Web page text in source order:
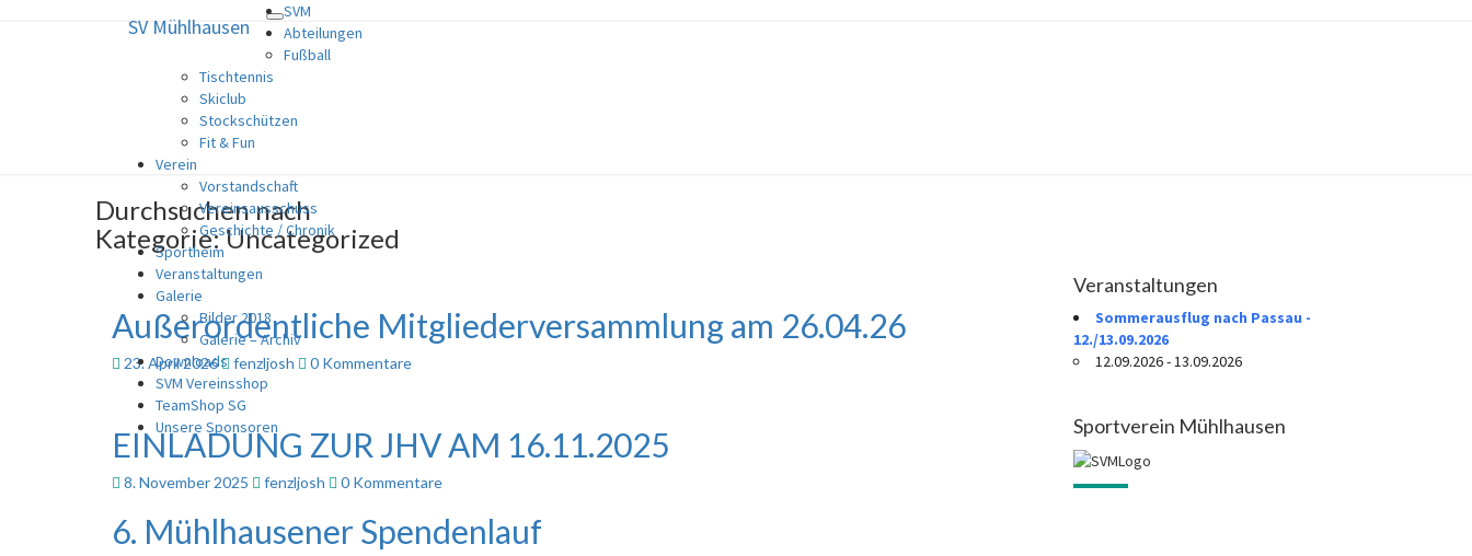
Toggle
navigation
SV Mühlhausen
SVM
Abteilungen
Fußball
Tischtennis
Skiclub
Stockschützen
Fit & Fun
Verein
Vorstandschaft
Vereinsausschuss
Geschichte / Chronik
Sportheim
Veranstaltungen
Galerie
Bilder 2018
Galerie – Archiv
Downloads
SVM Vereinsshop
TeamShop SG
Unsere Sponsoren
SV Mühlhausen
SVM – Sportverein Mühlhausen
Durchsuchen nach
Kategorie:Uncategorized
Außerordentliche
Mitgliederversammlung
am
26.04.26
Außerordentliche Mitgliederversammlung am 26.04.26
23. April 2026 fenzljosh Kommentare
0 Kommentare
EINLADUNG
ZUR
JHV
16.11.2025
EINLADUNG ZUR JHV AM 16.11.2025
8. November 2025 fenzljosh Kommentare
0 Kommentare
6.
Mühlhausener
6. Mühlhausener Spendenlauf
Veranstaltungen
Sommerausflug nach Passau -
12./13.09.2026
12.09.2026 - 13.09.2026
Sportverein Mühlhausen